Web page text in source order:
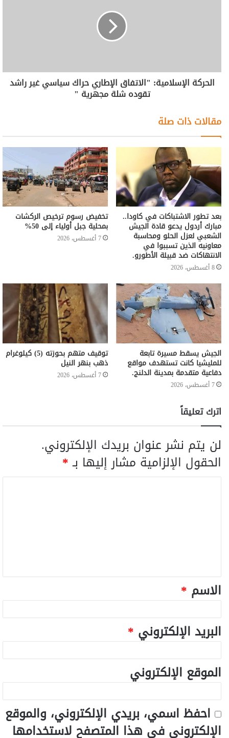
الحركة الإسلامية: "الاتفاق الإطاري حراك سياسي غير راشد
تقوده شلة مجهرية "
مقالات ذات صلة
بعد تطور الاشتباكات في كاودا..
مبارك أردول يدعو قادة الجيش
الشعبي لعزل الحلو ومحاسبة
معاونيه الذين تسببوا في
الانتهاكات ضد قبيلة الأطورو.
8 أغسطس، 2026
تخفيض رسوم ترخيص الركشات
بمحلية جبل أولياء إلى 50%
7 أغسطس، 2026
الجيش يسقط مسيرة تابعة
للمليشيا كانت تستهدف مواقع
دفاعية متقدمة بمدينة الدلنج.
7 أغسطس، 2026
توقيف متهم بحوزته (5) كيلوغرام
ذهب بنهر النيل
7 أغسطس، 2026
اترك تعليقاً
لن يتم نشر عنوان بريدك الإلكتروني.
الحقول الإلزامية مشار إليها بـ*
الاسم *
البريد الإلكتروني *
الموقع الإلكتروني
احفظ اسمي، بريدي الإلكتروني، والموقع
الإلكتروني في هذا المتصفح لاستخدامها